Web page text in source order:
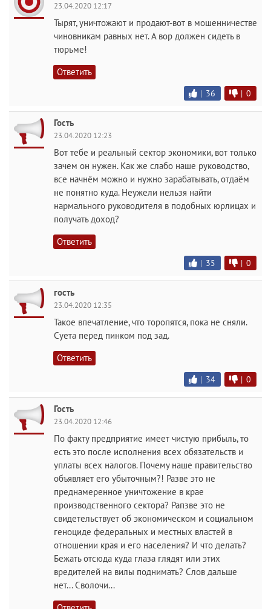
23.04.2020 12:17
Тырят, уничтожают и продают-вот в мошенничестве
чиновникам равных нет. А вор должен сидеть в
тюрьме!
Ответить
| 36 | 0
Гость
23.04.2020 12:23
Вот тебе и реальный сектор экономики, вот только
зачем он нужен. Как же слабо наше руководство,
все начнём можно и нужно зарабатывать, отдаём
не понятно куда. Неужели нельзя найти
нармального руководителя в подобных юрлицах и
получать доход?
Ответить
| 35 | 0
гость
23.04.2020 12:35
Такое впечатление, что торопятся, пока не сняли.
Суета перед пинком под зад.
Ответить
| 34 | 0
Гость
23.04.2020 12:46
По факту предприятие имеет чистую прибыль, то
есть это после исполнения всех обязательств и
уплаты всех налогов. Почему наше правительство
объявляет его убыточным?! Разве это не
преднамеренное уничтожение в крае
производственного сектора? Рапзве это не
свидетельствует об экономическом и социальном
геноциде федеральных и местных властей в
отношении края и его населения? И что делать?
Бежать отсюда куда глаза глядят или этих
вредителей на вилы поднимать? Слов дальше
нет... Сволочи...